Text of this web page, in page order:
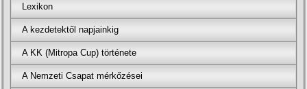
Lexikon
A kezdetektől napjainkig
A KK (Mitropa Cup) története
A Nemzeti Csapat mérkőzései